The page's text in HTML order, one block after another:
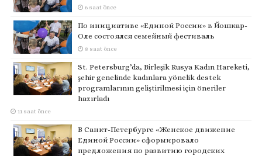
6 saat önce
По инициативе «Единой России» в Йошкар-
Оле состоялся семейный фестиваль
8 saat önce
St. Petersburg’da, Birleşik Rusya Kadın Hareketi,
şehir genelinde kadınlara yönelik destek
programlarının geliştirilmesi için öneriler
hazırladı
11 saat önce
В Санкт-Петербурге «Женское движение
Единой России» сформировало
предложения по развитию городских